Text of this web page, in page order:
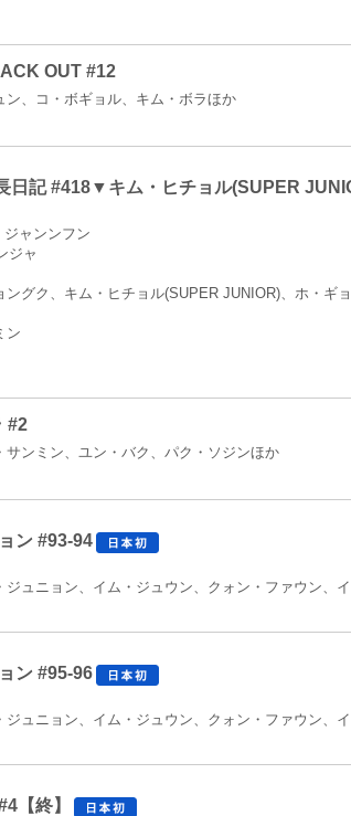
OUT #12
ン、コ・ボギョル、キム・ボラほか
日記 #418▼キム・ヒチョル(SUPER
ジャンンフン
ジャ
ングク、キム・ヒチョル(SUPER JUNIOR)、ホ・ギ
ン
#2
サンミン、ユン・バク、パク・ソジンほか
ン #93-94
ジュニョン、イム・ジュウン、クォン・ファウン、
ン #95-96
ジュニョン、イム・ジュウン、クォン・ファウン、
【終】